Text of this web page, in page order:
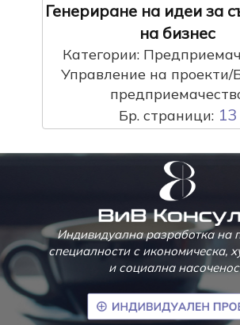
Генериране на идеи за
на бизнес
Категории:
Управление на проекти/
Бр. страници: 13
Индивидуална разработка на
специалности с икономическа,
и социална